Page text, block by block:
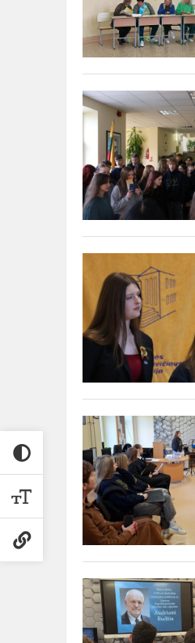
Atvirų
durų
diena
Lietuvos
nepriklausomybės
atkūrimo
dieną
Konferencija
„Ukmergės
krašto
kalbininkai“
Susitikimas
su
signataru